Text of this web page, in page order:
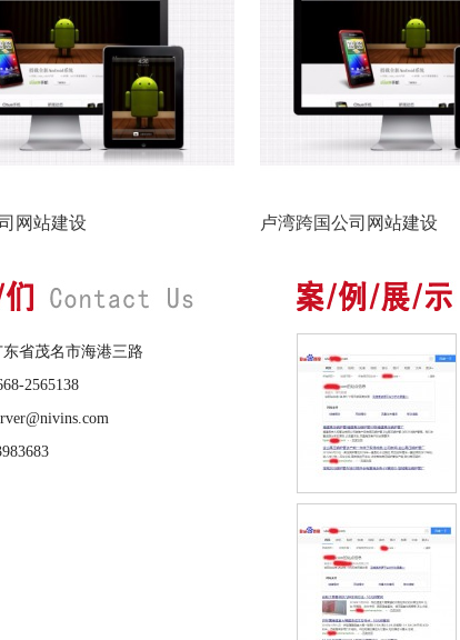
网站建设 卢湾跨国公司网站建设
省茂名市海港三路
2565138